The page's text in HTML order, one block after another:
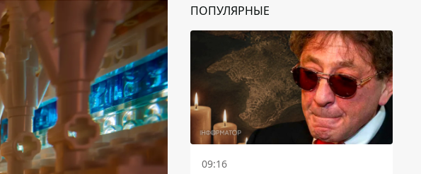
ПОПУЛЯРНЫЕ
09:16